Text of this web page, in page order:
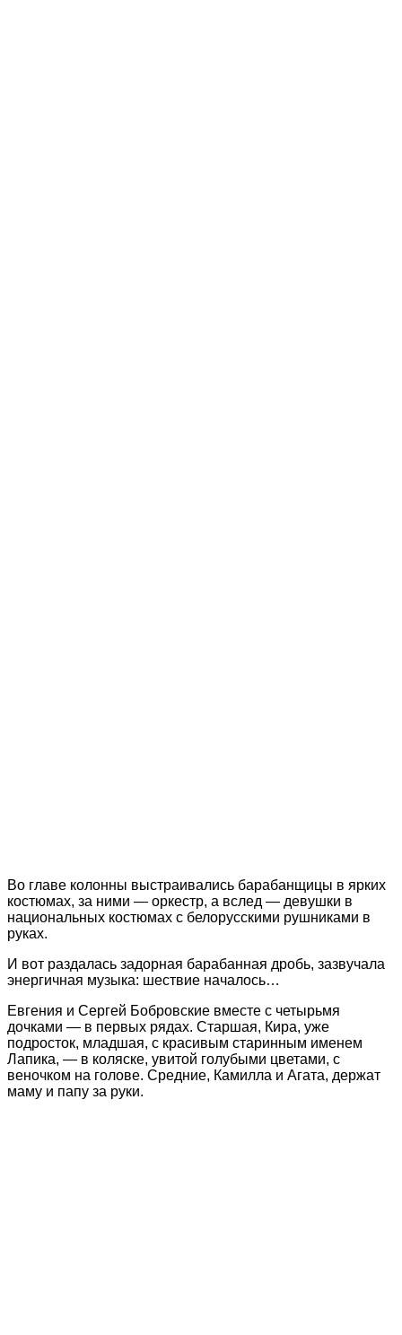
Во главе колонны выстраивались барабанщицы в ярких
костюмах, за ними — оркестр, а вслед — девушки в
национальных костюмах с белорусскими рушниками в
руках.
И вот раздалась задорная барабанная дробь, зазвучала
энергичная музыка: шествие началось…
Евгения и Сергей Бобровские вместе с четырьмя
дочками — в первых рядах. Старшая, Кира, уже
подросток, младшая, с красивым старинным именем
Лапика, — в коляске, увитой голубыми цветами, с
веночком на голове. Средние, Камилла и Агата, держат
маму и папу за руки.